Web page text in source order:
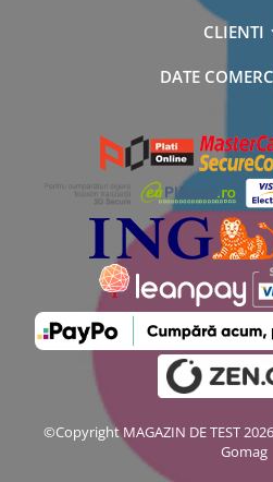
CLIENTI
DATE
©Copyright MAGAZIN DE TEST 2026
Gomag